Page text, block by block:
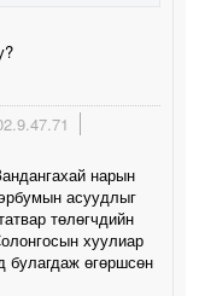
нарын
асуудлыг
төлөгчдийн
хуулиар
булагдаж өгөршсөн